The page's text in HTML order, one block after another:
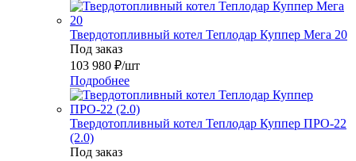
Твердотопливный котел Теплодар Куппер Мега 20
Под заказ
103 980 ₽/шт
Подробнее
Твердотопливный котел Теплодар Куппер ПРО-22
(2.0)
Под заказ